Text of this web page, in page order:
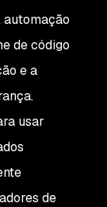
automação
de código
e a
usar
de